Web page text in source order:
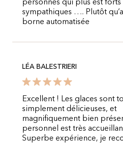
personnes qui plus est forts
sympathiques …. Plutôt
borne automatisée
LÉA BALESTRIERI
Excellent ! Les glaces sont
simplement délicieuses, et
magnifiquement bien
personnel est très
Superbe expérience, je